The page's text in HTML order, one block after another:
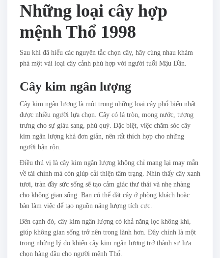
Những loại cây hợp
mệnh Thổ 1998
Sau khi đã hiểu các nguyên tắc chọn cây, hãy cùng nhau khám
phá một vài loại cây cảnh phù hợp với người tuổi Mậu Dần.
Cây kim ngân lượng
Cây kim ngân lượng là một trong những loại cây phổ biến nhất
được nhiều người lựa chọn. Cây có lá tròn, mọng nước, tượng
trưng cho sự giàu sang, phú quý. Đặc biệt, việc chăm sóc cây
kim ngân lượng khá đơn giản, nên rất thích hợp cho những
người bận rộn.
Điều thú vị là cây kim ngân lượng không chỉ mang lại may mắn
về tài chính mà còn giúp cải thiện tâm trạng. Nhìn thấy cây xanh
tươi, tràn đầy sức sống sẽ tạo cảm giác thư thái và nhẹ nhàng
cho không gian sống. Bạn có thể đặt cây ở phòng khách hoặc
bàn làm việc để tạo nguồn năng lượng tích cực.
Bên cạnh đó, cây kim ngân lượng có khả năng lọc không khí,
giúp không gian sống trở nên trong lành hơn. Đây chính là một
trong những lý do khiến cây kim ngân lượng trở thành sự lựa
chọn hàng đầu cho người mệnh Thổ.